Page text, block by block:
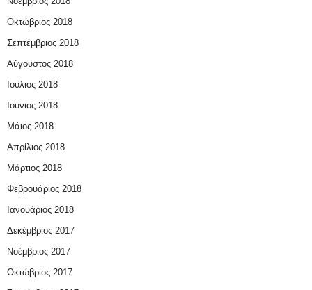
Οκτώβριος 2018
Σεπτέμβριος 2018
Αύγουστος 2018
Ιούλιος 2018
Ιούνιος 2018
Μάιος 2018
Απρίλιος 2018
Μάρτιος 2018
Φεβρουάριος 2018
Ιανουάριος 2018
Δεκέμβριος 2017
Νοέμβριος 2017
Οκτώβριος 2017